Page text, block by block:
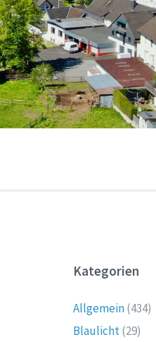
Kategorien
Allgemein(434)
Blaulicht(29)